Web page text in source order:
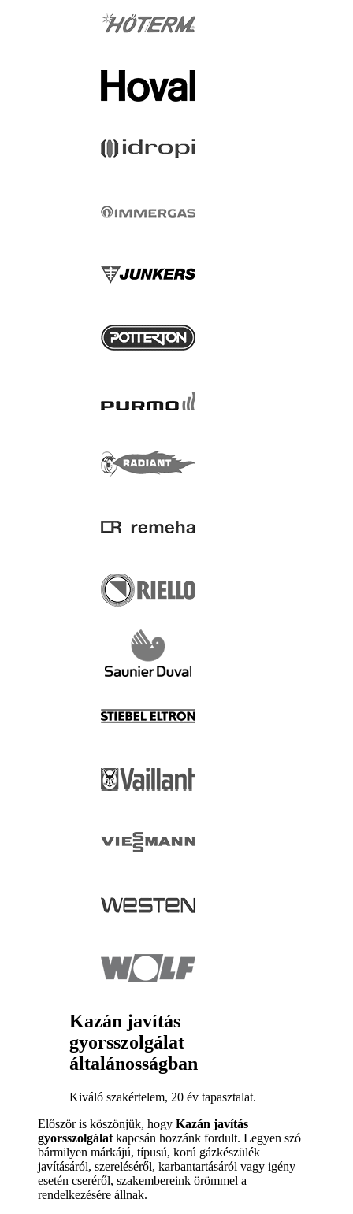
Kazán javítás
gyorsszolgálat
általánosságban
Kiváló szakértelem, 20 év tapasztalat.
Először is köszönjük, hogy Kazán javítás
gyorsszolgálat kapcsán hozzánk fordult. Legyen szó
bármilyen márkájú, típusú, korú gázkészülék
javításáról, szereléséről, karbantartásáról vagy igény
esetén cseréről, szakembereink örömmel a
rendelkezésére állnak.